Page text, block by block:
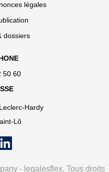
légales
dossiers
50 60
Hardy
Lô
- legalesflex. Tous droits